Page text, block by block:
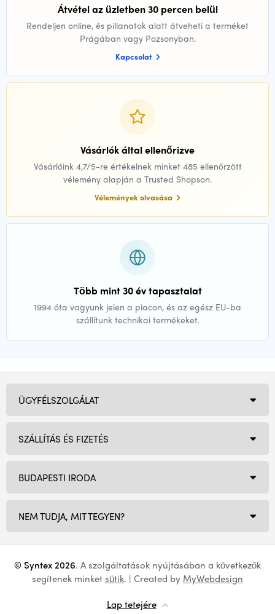
Átvétel az üzletben 30 percen belül
Rendeljen online, és pillanatok alatt átveheti a terméket
Prágában vagy Pozsonyban.
Kapcsolat
Vásárlók által ellenőrizve
Vásárlóink 4,7/5-re értékelnek minket 485 ellenőrzött
vélemény alapján a Trusted Shopson.
Vélemények olvasása
Több mint 30 év tapasztalat
1994 óta vagyunk jelen a piacon, és az egész EU-ba
szállítunk technikai termékeket.
BUDAPESTI IRODA
NEM TUDJA, MIT TEGYEN?
ÜGYFÉLSZOLGÁLAT
SZÁLLÍTÁS ÉS FIZETÉS
© Syntex 2026. A szolgáltatások nyújtásában a következők
segítenek minketsütik. | Created by MyWebdesign
Lap tetejére